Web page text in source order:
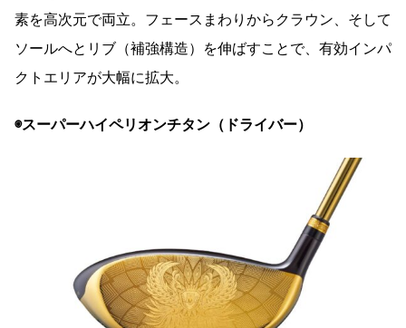
素を高次元で両立。フェースまわりからクラウン、そして
ソールへとリブ（補強構造）を伸ばすことで、有効インパ
クトエリアが大幅に拡大。
◉スーパーハイペリオンチタン（ドライバー）